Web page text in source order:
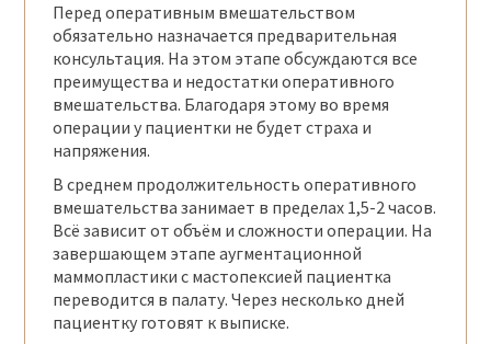
Перед оперативным вмешательством
обязательно назначается предварительная
консультация. На этом этапе обсуждаются все
преимущества и недостатки оперативного
вмешательства. Благодаря этому во время
операции у пациентки не будет страха и
напряжения.
В среднем продолжительность оперативного
вмешательства занимает в пределах 1,5-2 часов.
Всё зависит от объём и сложности операции. На
завершающем этапе аугментационной
маммопластики с мастопексией пациентка
переводится в палату. Через несколько дней
пациентку готовят к выписке.